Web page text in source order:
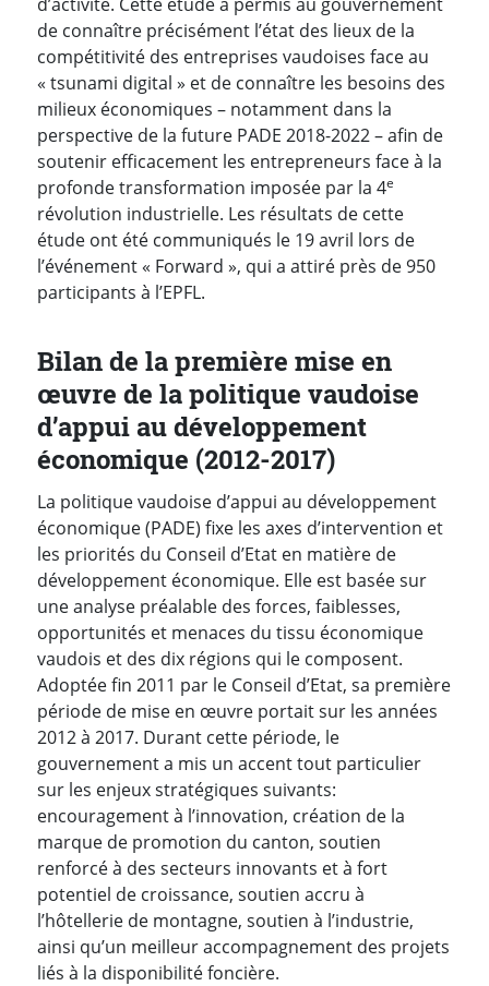
de connaître précisément l’état des lieux de la
compétitivité des entreprises vaudoises face au
« tsunami digital » et de connaître les besoins des
milieux économiques – notamment dans la
perspective de la future PADE 2018-2022 – afin de
soutenir efficacement les entrepreneurs face à la
profonde transformation imposée par la 4e
révolution industrielle. Les résultats de cette
étude ont été communiqués le 19 avril lors de
l’événement « Forward », qui a attiré près de 950
participants à l’EPFL.
Bilan de la première mise en
œuvre de la politique vaudoise
d’appui au développement
économique (2012-2017)
La politique vaudoise d’appui au développement
économique (PADE) fixe les axes d’intervention et
les priorités du Conseil d’Etat en matière de
développement économique. Elle est basée sur
une analyse préalable des forces, faiblesses,
opportunités et menaces du tissu économique
vaudois et des dix régions qui le composent.
Adoptée fin 2011 par le Conseil d’Etat, sa première
période de mise en œuvre portait sur les années
2012 à 2017. Durant cette période, le
gouvernement a mis un accent tout particulier
sur les enjeux stratégiques suivants:
encouragement à l’innovation, création de la
marque de promotion du canton, soutien
renforcé à des secteurs innovants et à fort
potentiel de croissance, soutien accru à
l’hôtellerie de montagne, soutien à l’industrie,
ainsi qu’un meilleur accompagnement des projets
liés à la disponibilité foncière.